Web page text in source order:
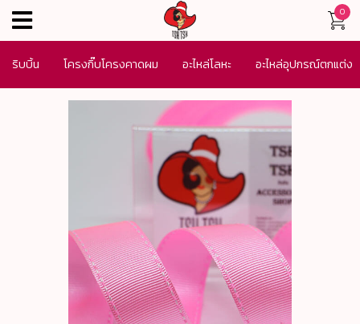
0
menu
ริบบิ้น โครงกิ๊บโครงคาดผม อะไหล่โลหะ อะไหล่อุปกรณ์ตกแต่ง